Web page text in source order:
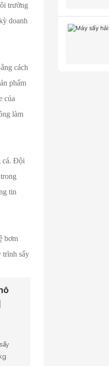
trường
doanh
cách
phẩm
của
làm
cá. Đội
tin
bơm
trình sấy